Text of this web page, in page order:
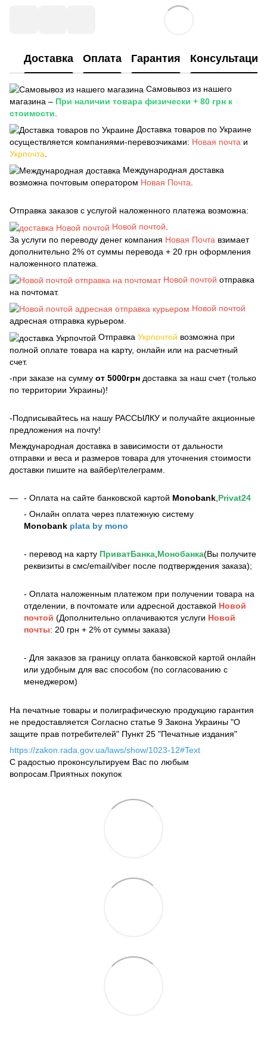
Доставка Оплата Гарантия Консультация
Самовывоз из нашего
магазина – При наличии товара физически + 80 грн к
стоимости
Доставка товаров по Украине
осуществляется компаниями-перевозчиками: Новая почта и
Укрпочта
Международная доставка
возможна почтовым оператором Новая Почта.
Отправка заказов с услугой наложенного платежа возможна:
Новой почтой.
За услуги по переводу денег компания Новая Почта взимает
дополнительно 2% от суммы перевода + 20 грн оформления
наложенного платежа.
Новой почтой отправка
на почтомат.
Новой почтой
адресная отправка курьером.
Отправка Укрпочтой возможна при
полной оплате товара на карту, онлайн или на расчетный
счет.
-при заказе на сумму от 5000грн доставка за наш счет (только
по территории Украины)!
-Подписывайтесь на нашу РАССЫЛКУ и получайте акционные
предложения на почту!
Международная доставка в зависимости от дальности
отправки и веса и размеров товара для уточнения стоимости
доставки пишите на вайбер\телеграмм.
- Оплата на сайте банковской картой Monobank Privat24
- Онлайн оплата через платежную систему
Monobank plata by mono
- перевод на карту ПриватБанка Монобанка(Вы получите
реквизиты в смс/email/viber после подтверждения заказа);
- Оплата наложенным платежом при получении товара на
отделении, в почтомате или адресной доставкой Новой
почтой (Дополнительно оплачиваются услуги Новой
почты: 20 грн + 2% от суммы заказа)
- Для заказов за границу оплата банковской картой онлайн
или удобным для вас способом (по согласованию с
менеджером)
На печатные товары и полиграфическую продукцию гарантия
не предоставляется Согласно статье 9 Закона Украины "О
защите прав потребителей" Пункт 25 "Печатные издания"
https://zakon.rada.gov.ua/laws/show/1023-12#Text
С радостью проконсультируем Вас по любым
вопросам.Приятных покупок